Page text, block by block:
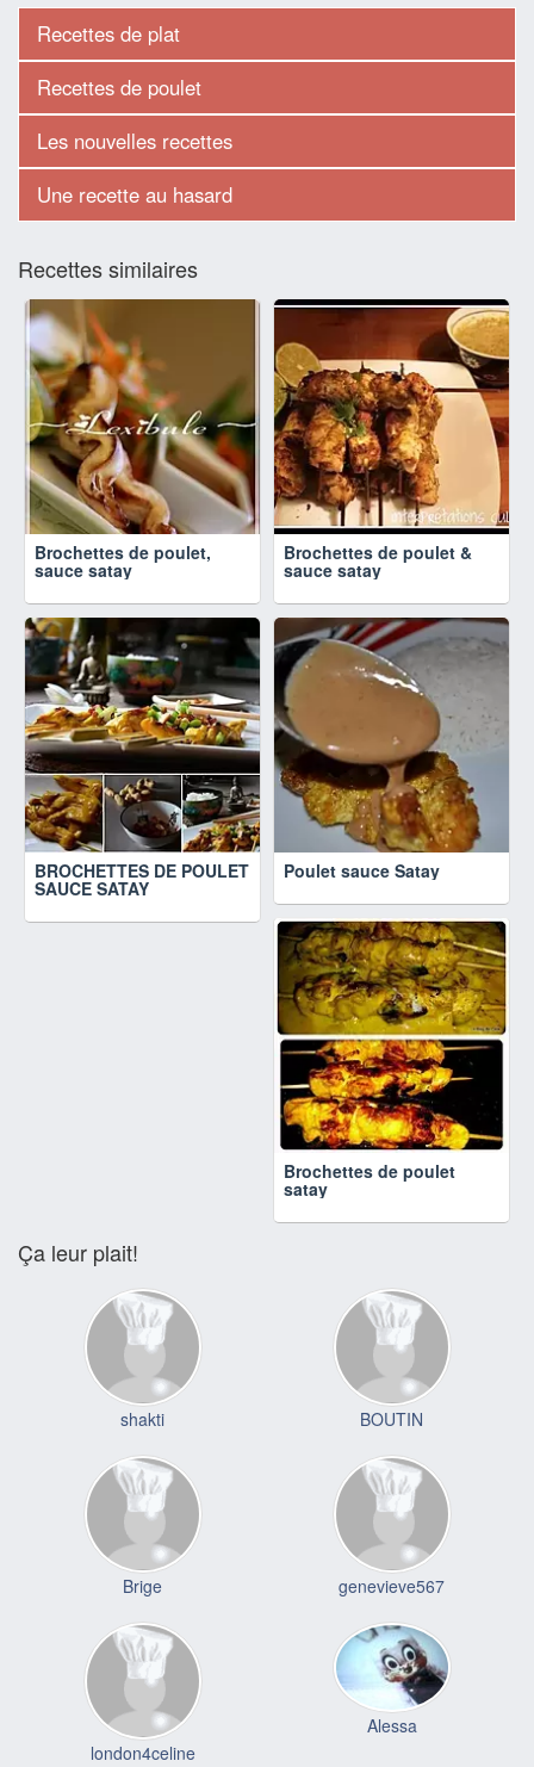
Recettes de plat
Recettes de poulet
Les nouvelles recettes
Une recette au hasard
Recettes similaires
Brochettes de poulet,
sauce satay
Brochettes de poulet &
sauce satay
BROCHETTES DE POULET
SAUCE SATAY
Poulet sauce Satay
Brochettes de poulet
satay
Ça leur plait!
shakti BOUTIN
Brige genevieve567
london4celine
Alessa